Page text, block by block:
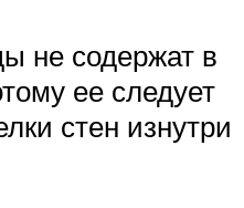
не содержат в
ее следует
стен изнутри